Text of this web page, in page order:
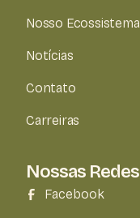
Nosso Ecossistema
Notícias
Contato
Carreiras
Nossas Redes
Facebook